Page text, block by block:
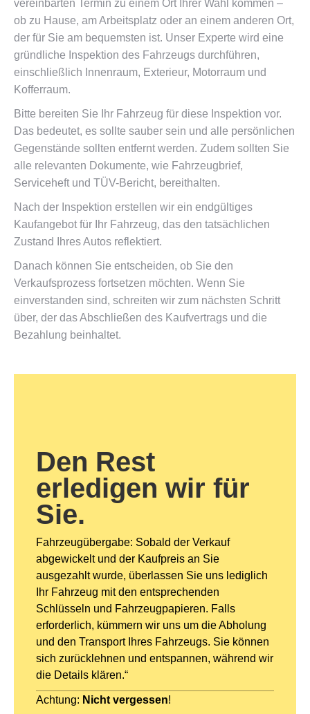
vereinbarten Termin zu einem Ort Ihrer Wahl kommen –
ob zu Hause, am Arbeitsplatz oder an einem anderen Ort,
der für Sie am bequemsten ist. Unser Experte wird eine
gründliche Inspektion des Fahrzeugs durchführen,
einschließlich Innenraum, Exterieur, Motorraum und
Kofferraum.
Bitte bereiten Sie Ihr Fahrzeug für diese Inspektion vor.
Das bedeutet, es sollte sauber sein und alle persönlichen
Gegenstände sollten entfernt werden. Zudem sollten Sie
alle relevanten Dokumente, wie Fahrzeugbrief,
Serviceheft und TÜV-Bericht, bereithalten.
Nach der Inspektion erstellen wir ein endgültiges
Kaufangebot für Ihr Fahrzeug, das den tatsächlichen
Zustand Ihres Autos reflektiert.
Danach können Sie entscheiden, ob Sie den
Verkaufsprozess fortsetzen möchten. Wenn Sie
einverstanden sind, schreiten wir zum nächsten Schritt
über, der das Abschließen des Kaufvertrags und die
Bezahlung beinhaltet.
Den Rest
erledigen wir für
Sie.
Fahrzeugübergabe: Sobald der Verkauf
abgewickelt und der Kaufpreis an Sie
ausgezahlt wurde, überlassen Sie uns lediglich
Ihr Fahrzeug mit den entsprechenden
Schlüsseln und Fahrzeugpapieren. Falls
erforderlich, kümmern wir uns um die Abholung
und den Transport Ihres Fahrzeugs. Sie können
sich zurücklehnen und entspannen, während wir
die Details klären.“
Achtung: Nicht vergessen!